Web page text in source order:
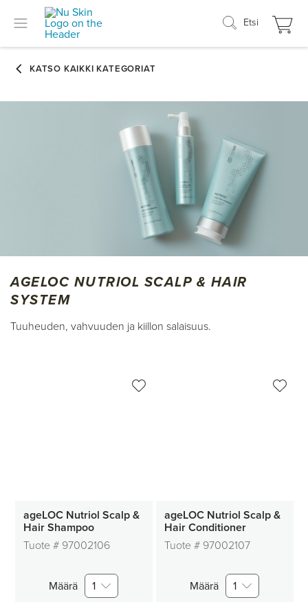
Etsi
AGELOC NUTRIOL SCALP & HAIR
SYSTEM
Tuuheuden, vahvuuden ja kiillon salaisuus.
ageLOC Nutriol Scalp &
Hair Shampoo
Tuote # 97002106
Määrä 1
ageLOC Nutriol Scalp &
Hair Conditioner
Tuote # 97002107
Määrä 1